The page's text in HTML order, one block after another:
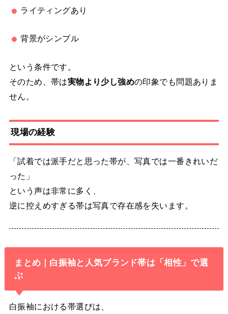
ライティングあり
背景がシンプル
という条件です。
そのため、帯は実物より少し強めの印象でも問題ありま
せん。
現場の経験
「試着では派手だと思った帯が、写真では一番きれいだ
った」
という声は非常に多く、
逆に控えめすぎる帯は写真で存在感を失います。
まとめ｜白振袖と人気ブランド帯は「相性」で選
ぶ
白振袖における帯選びは、